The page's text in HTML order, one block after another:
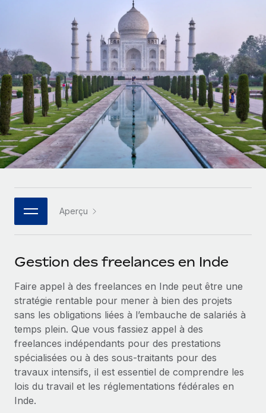
Gestion des freelances
Intégrez et gérez vos freelances partout dans le monde
Sous-traitez les opérations complexes liées à l’emploi
INFRASTRUCTURE
Intégration Remote
Intégrez vos RH aux flux de travail en toute simplicité
Plateforme
Des fonctions RH clés intégrées pour votre équipe
Connectez n'importe quel outil d’IA à Remote grâce à
notre MCP
Rationalisez vos processus avec des outils essentiels
SERVICES
Demandez aux experts
Recevez des conseils d’experts sur les RH à
l’international et la conformité
Contrôles d’antécédents
Simplifiez vos processus de présélection des
candidats
Examinez notre service par rapport aux autres
CROISSANCE
Start-ups
Des solutions agiles et internationales pour les RH et la
paie des entreprises en pleine croissance
Entreprises intermédiaires
Développez vos équipes avec des solutions RH sur
mesure
Entreprise
Les RH à l’international pour les grandes entreprises
Partenaires stratégiques de la tech
Devenir partenaire
Explorez avec nous vos opportunités de partenariat
Remote Build
Bientôt disponible
Conseil en intégrations et automatisations assistées par
ÉTUDES DE CAS
Calculateur de paiement des freelances
Découvrez les devises disponibles et les vitesses de
paiement pour vos freelances internationaux
APPRENDRE AVEC REMOTE
Recherche et guides
Études de cas
Checklists et modèles
Descriptions de postes
Salle de presse
Données sur les salaires et les talents
Centre de ressources
Obtenir de l’aide
Voir toutes les ressources
Français
Deutsch
Español
Italiano
Português (Portugal)
日本語
한국어
Connexion
Aperçu
Gestion des freelances en Inde
Faire appel à des freelances en Inde peut être une
stratégie rentable pour mener à bien des projets
sans les obligations liées à l’embauche de salariés à
temps plein. Que vous fassiez appel à des
freelances indépendants pour des prestations
spécialisées ou à des sous‑traitants pour des
travaux intensifs, il est essentiel de comprendre les
lois du travail et les réglementations fédérales en
Inde.